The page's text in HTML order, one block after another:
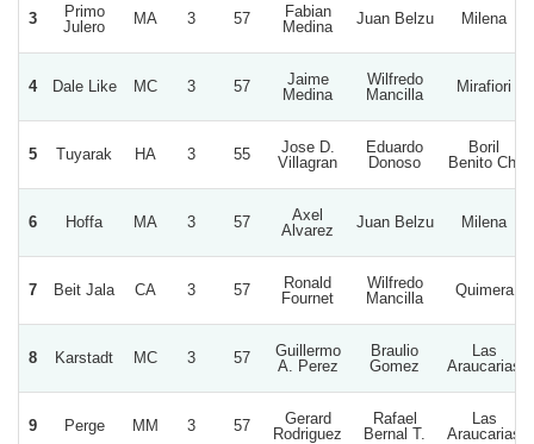
3
Primo
Julero
MA 3 57
Fabian
Medina
Juan Belzu Milena
4 Dale Like MC 3 57
Jaime
Medina
Wilfredo
Mancilla
Mirafiori
5 Tuyarak HA 3 55
Jose D.
Villagran
Eduardo
Donoso
Boril
Benito Ch.
6 Hoffa MA 3 57
Axel
Alvarez
Juan Belzu Milena
7 Beit Jala CA 3 57
Ronald
Fournet
Wilfredo
Mancilla
Quimera
8 Karstadt MC 3 57
Guillermo
A. Perez
Braulio
Gomez
Las
Araucarias
9 Perge MM 3 57
Gerard
Rodriguez
Rafael
Bernal T.
Las
Araucarias